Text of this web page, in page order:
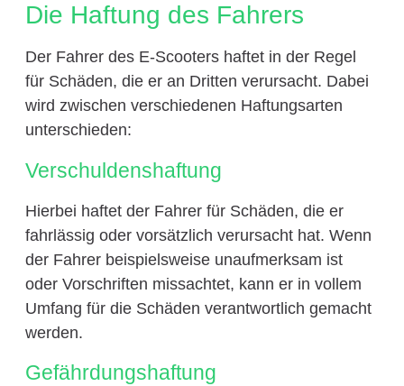
Die Haftung des Fahrers
Der Fahrer des E-Scooters haftet in der Regel
für Schäden, die er an Dritten verursacht. Dabei
wird zwischen verschiedenen Haftungsarten
unterschieden:
Verschuldenshaftung
Hierbei haftet der Fahrer für Schäden, die er
fahrlässig oder vorsätzlich verursacht hat. Wenn
der Fahrer beispielsweise unaufmerksam ist
oder Vorschriften missachtet, kann er in vollem
Umfang für die Schäden verantwortlich gemacht
werden.
Gefährdungshaftung